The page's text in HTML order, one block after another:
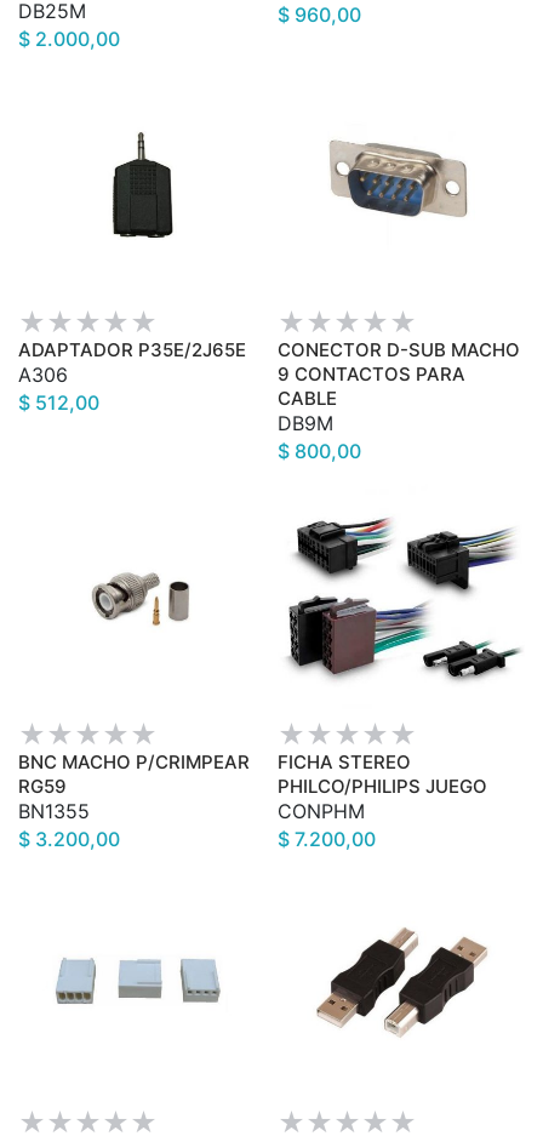
DB25M
$ 2.000,00
$ 960,00
ADAPTADOR P35E/2J65E
A306
$ 512,00
CONECTOR D-SUB MACHO
9 CONTACTOS PARA
CABLE
DB9M
$ 800,00
BNC MACHO P/CRIMPEAR
RG59
BN1355
$ 3.200,00
FICHA STEREO
PHILCO/PHILIPS JUEGO
CONPHM
$ 7.200,00